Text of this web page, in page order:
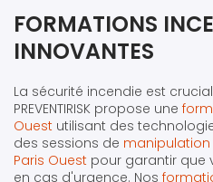
FORMATIONS
INNOVANTES
La sécurité incendie est
PREVENTIRISK propose une
Ouest utilisant des
des sessions de
Paris Ouest pour garantir que
en cas d'urgence. Nos